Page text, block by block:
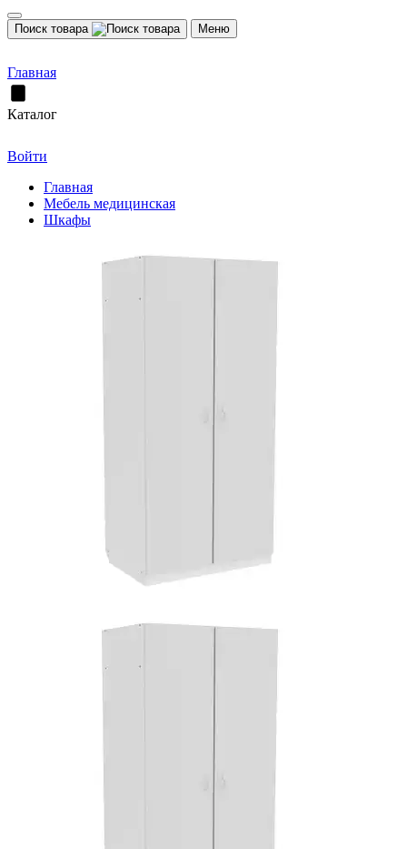
Поиск товара Меню
Главная
Каталог
Войти
Главная
Мебель медицинская
Шкафы